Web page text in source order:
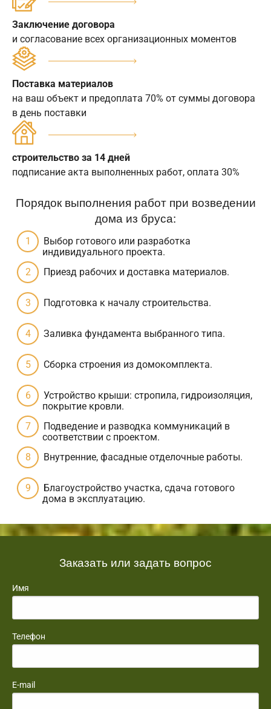
Заключение договора
и согласование всех организационных моментов
Поставка материалов
на ваш объект и предоплата 70% от суммы договора
в день поставки
строительство за 14 дней
подписание акта выполненных работ, оплата 30%
Порядок выполнения работ при возведении
дома из бруса:
Выбор готового или разработка
индивидуального проекта.
Приезд рабочих и доставка материалов.
Подготовка к началу строительства.
Заливка фундамента выбранного типа.
Сборка строения из домокомплекта.
Устройство крыши: стропила, гидроизоляция,
покрытие кровли.
Подведение и разводка коммуникаций в
соответствии с проектом.
Внутренние, фасадные отделочные работы.
Благоустройство участка, сдача готового
дома в эксплуатацию.
Заказать или задать вопрос
Имя
Телефон
E-mail